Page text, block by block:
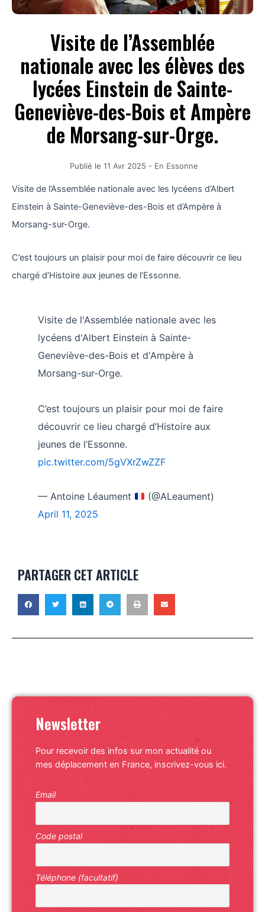
Visite de l’Assemblée
nationale avec les élèves des
lycées Einstein de Sainte-
Geneviève-des-Bois et Ampère
de Morsang-sur-Orge.
Publié le 11 Avr 2025 - En Essonne
Visite de l’Assemblée nationale avec les lycéens d’Albert
Einstein à Sainte-Geneviève-des-Bois et d’Ampère à
Morsang-sur-Orge.
C’est toujours un plaisir pour moi de faire découvrir ce lieu
chargé d’Histoire aux jeunes de l’Essonne.
Visite de l'Assemblée nationale avec les
lycéens d'Albert Einstein à Sainte-
Geneviève-des-Bois et d'Ampère à
Morsang-sur-Orge.
C’est toujours un plaisir pour moi de faire
découvrir ce lieu chargé d’Histoire aux
jeunes de l’Essonne.
pic.twitter.com/5gVXrZwZZF
— Antoine Léaument
(@ALeaument)
April 11, 2025
PARTAGER CET ARTICLE
Newsletter
Pour recevoir des infos sur mon actualité ou
mes déplacement en France, inscrivez-vous ici.
Email
Code postal
Téléphone (facultatif)